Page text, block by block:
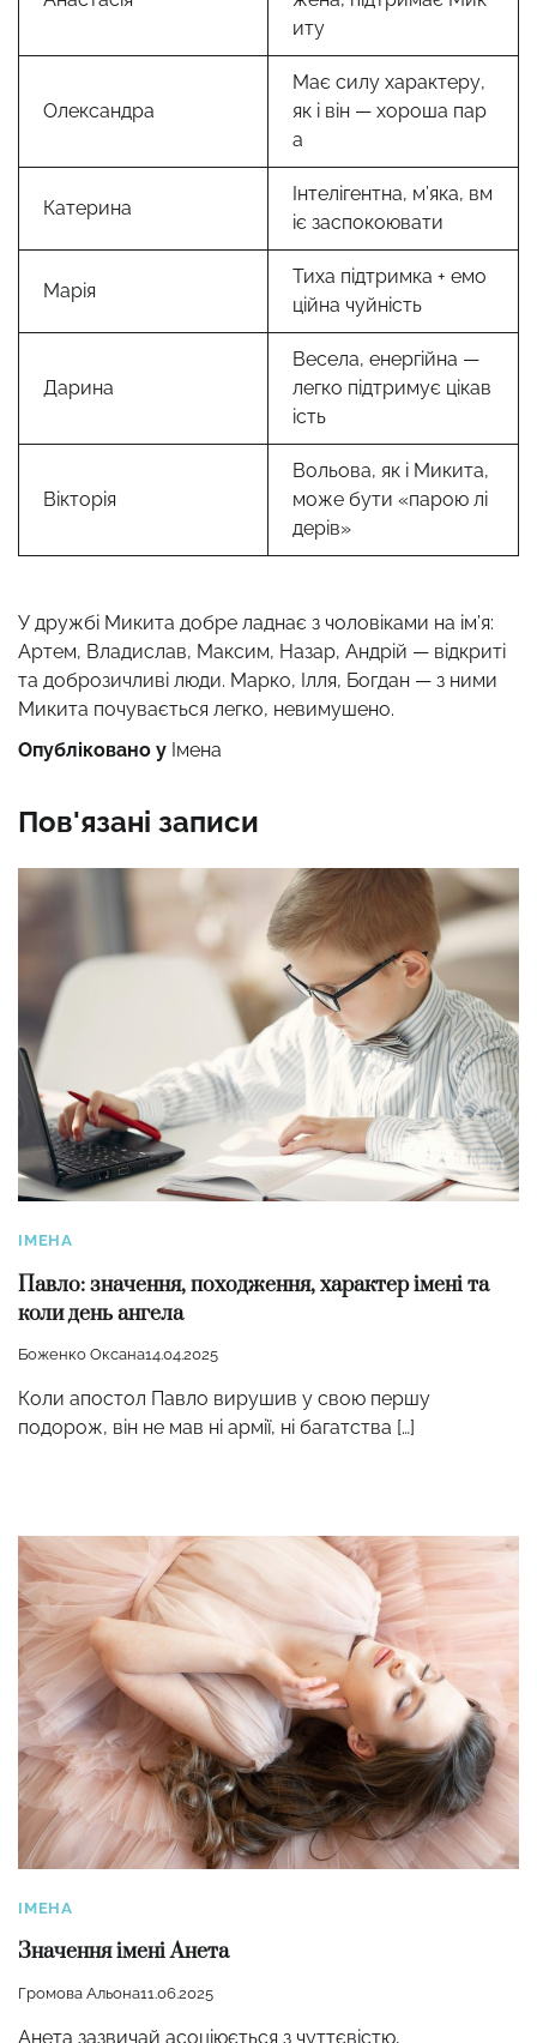
иту
Олександра
Має силу характеру,
як і він — хороша пар
а
Катерина
Інтелігентна, м’яка, вм
іє заспокоювати
Марія
Тиха підтримка + емо
ційна чуйність
Дарина
Весела, енергійна —
легко підтримує цікав
ість
Вікторія
Вольова, як і Микита,
може бути «парою лі
дерів»
У дружбі Микита добре ладнає з чоловіками на ім’я:
Артем, Владислав, Максим, Назар, Андрій — відкриті
та доброзичливі люди. Марко, Ілля, Богдан — з ними
Микита почувається легко, невимушено.
Опубліковано у Імена
Пов'язані записи
ІМЕНА
Павло: значення, походження, характер імені та
коли день ангела
Боженко Оксана14.04.2025
Коли апостол Павло вирушив у свою першу
подорож, він не мав ні армії, ні багатства […]
ІМЕНА
Значення імені Анета
Громова Альона11.06.2025
Анета зазвичай асоціюється з чуттєвістю,